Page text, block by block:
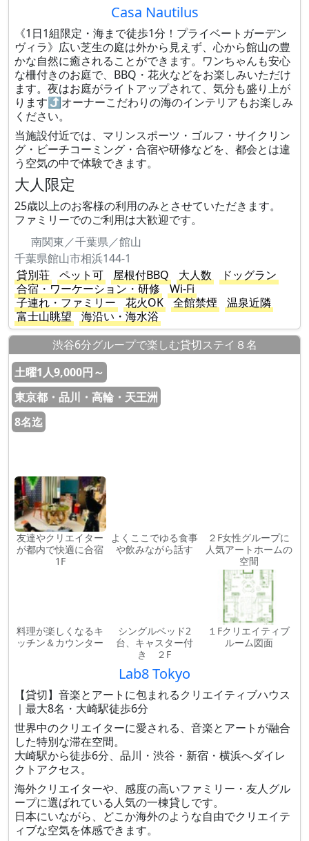
Casa Nautilus
《1日1組限定・海まで徒歩1分！プライベートガーデン
ヴィラ》広い芝生の庭は外から見えず、心から館山の豊
かな自然に癒されることができます。ワンちゃんも安心
な柵付きのお庭で、BBQ・花火などをお楽しみいただけ
ます。夜はお庭がライトアップされて、気分も盛り上が
ります⤴︎オーナーこだわりの海のインテリアもお楽しみ
ください。
当施設付近では、マリンスポーツ・ゴルフ・サイクリン
グ・ビーチコーミング・合宿や研修などを、都会とは違
う空気の中で体験できます。
大人限定
25歳以上のお客様の利用のみとさせていただきます。
ファミリーでのご利用は大歓迎です。
南関東／千葉県／館山
千葉県館山市相浜144-1
貸別荘
ペット可 屋根付BBQ 大人数
ドッグラン
合宿・ワーケーション・研修
Wi-Fi
子連れ・ファミリー
花火OK 全館禁煙
温泉近隣
富士山眺望
海沿い・海水浴
渋谷6分グループで楽しむ貸切ステイ８名
土曜1人9,000円～
東京都・品川・高輪・天王洲
8名迄
友達やクリエイター
が都内で快適に合宿
1F
よくここでゆる食事
や飲みながら話す
２F女性グループに
人気アートホームの
空間
料理が楽しくなるキ
ッチン＆カウンター
シングルベッド2
台、キャスター付
き ２F
１Fクリエイティブ
ルーム図面
Lab8 Tokyo
【貸切】音楽とアートに包まれるクリエイティブハウス
｜最大8名・大崎駅徒歩6分
世界中のクリエイターに愛される、音楽とアートが融合
した特別な滞在空間。
大崎駅から徒歩6分、品川・渋谷・新宿・横浜へダイレ
クトアクセス。
海外クリエイターや、感度の高いファミリー・友人グル
ープに選ばれている人気の一棟貸しです。
日本にいながら、どこか海外のような自由でクリエイテ
ィブな空気を体感できます。